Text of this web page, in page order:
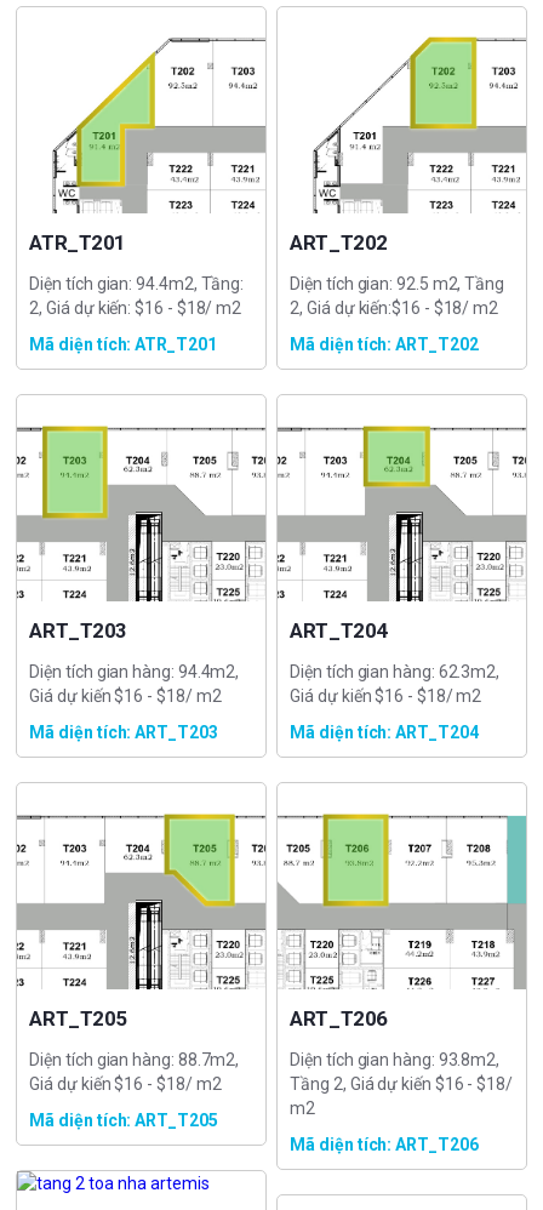
ATR_T201
Diện tích gian: 94.4m2, Tầng:
2, Giá dự kiến: $16 - $18/ m2
Mã diện tích: ATR_T201
ART_T202
Diện tích gian: 92.5 m2, Tầng
2, Giá dự kiến:$16 - $18/ m2
Mã diện tích: ART_T202
ART_T203
Diện tích gian hàng: 94.4m2,
Giá dự kiến $16 - $18/ m2
Mã diện tích: ART_T203
ART_T204
Diện tích gian hàng: 62.3m2,
Giá dự kiến $16 - $18/ m2
Mã diện tích: ART_T204
ART_T205
Diện tích gian hàng: 88.7m2,
Giá dự kiến $16 - $18/ m2
Mã diện tích: ART_T205
ART_T206
Diện tích gian hàng: 93.8m2,
Tầng 2, Giá dự kiến $16 - $18/
m2
Mã diện tích: ART_T206